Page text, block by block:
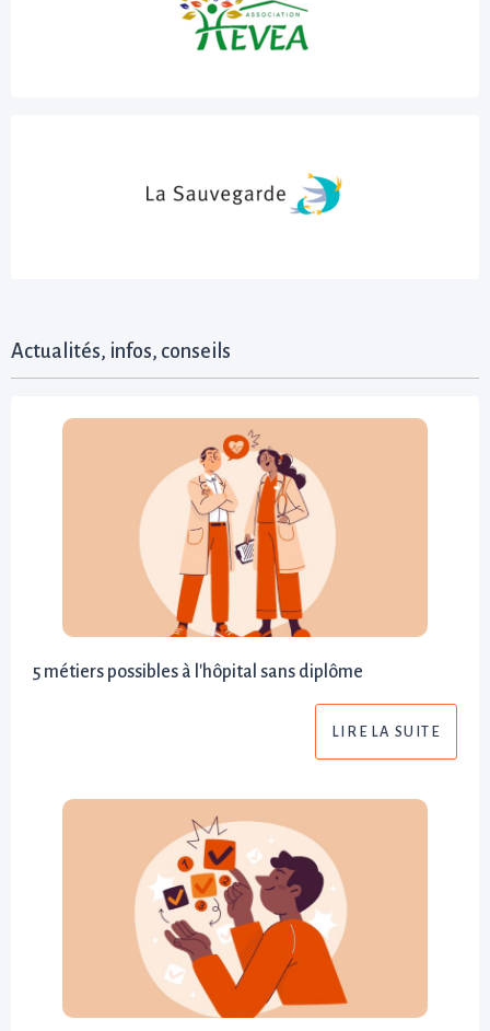
Actualités, infos, conseils
5 métiers possibles à l'hôpital sans diplôme
LIRE LA SUITE